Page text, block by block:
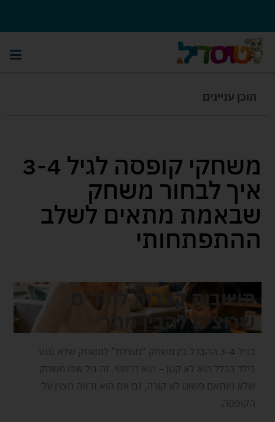
תוכן עניינים
משחקי קופסה לגיל 3-4
איך לבחור משחק
שבאמת מתאים לשלב
ההתפתחותי
תשובות קצרות להורים
שרוצים להבין מהר
בגיל 3-4 ההבדל בין משחק “מוצלח” למשחק שלא נוגע
בילד בכלל הוא לא קטן – הוא דרמטי. זה גיל שבו משחק
שלא מותאם פשוט לא קורה, גם אם הוא נראה מצוין על
הקופסה.